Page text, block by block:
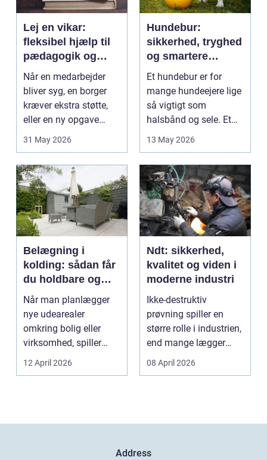
Lej en vikar:
fleksibel hjælp til
pædagogik og
sundhed
Når en medarbejder
bliver syg, en borger
kræver ekstra støtte,
eller en ny opgave
opstår fra dag til...
31 May 2026
Hundebur:
sikkerhed, tryghed
og smartere
hverdag med hund
Et hundebur er for
mange hundeejere lige
så vigtigt som
halsbånd og sele. Et
godt bur gi...
13 May 2026
Belægning i
kolding: sådan får
du holdbare og
flotte udearealer
Når man planlægger
nye udearealer
omkring bolig eller
virksomhed, spiller
belægningen en helt
centra...
12 April 2026
Ndt: sikkerhed,
kvalitet og viden i
moderne industri
Ikke-destruktiv
prøvning spiller en
større rolle i industrien,
end mange lægger
mærke til i hverdage...
08 April 2026
Address